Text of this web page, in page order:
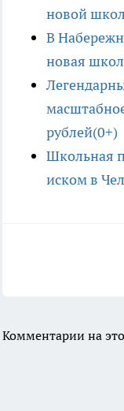
новой
В
новая
рублей(0+)
Школьная
иском в
Комментарии на